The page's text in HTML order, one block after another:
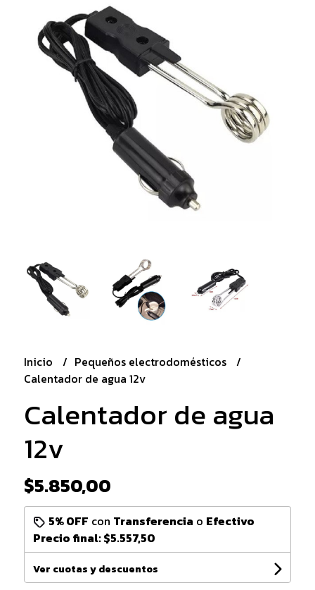
Inicio
Pequeños electrodomésticos
Calentador de agua 12v
Calentador de agua
12v
$5.850,00
5% OFF con Transferencia o Efectivo
Precio final:$5.557,50
Ver cuotas y descuentos